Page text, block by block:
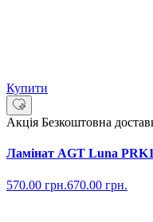
Купити
Акція Безкоштовна
Ламінат AGT Luna
570.00 грн.670.00 грн.